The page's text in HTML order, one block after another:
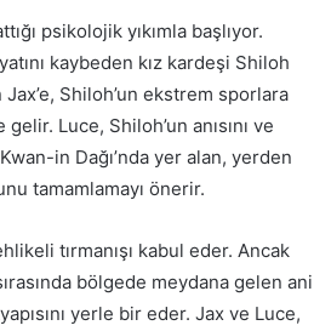
psikolojik yıkımla başlıyor.
kaybeden kız kardeşi Shiloh
Jax’e, Shiloh’un ekstrem sporlara
Luce, Shiloh’un anısını ve
in Dağı’nda yer alan, yerden
tamamlamayı önerir.
tırmanışı kabul eder. Ancak
bölgede meydana gelen ani
yerle bir eder. Jax ve Luce,